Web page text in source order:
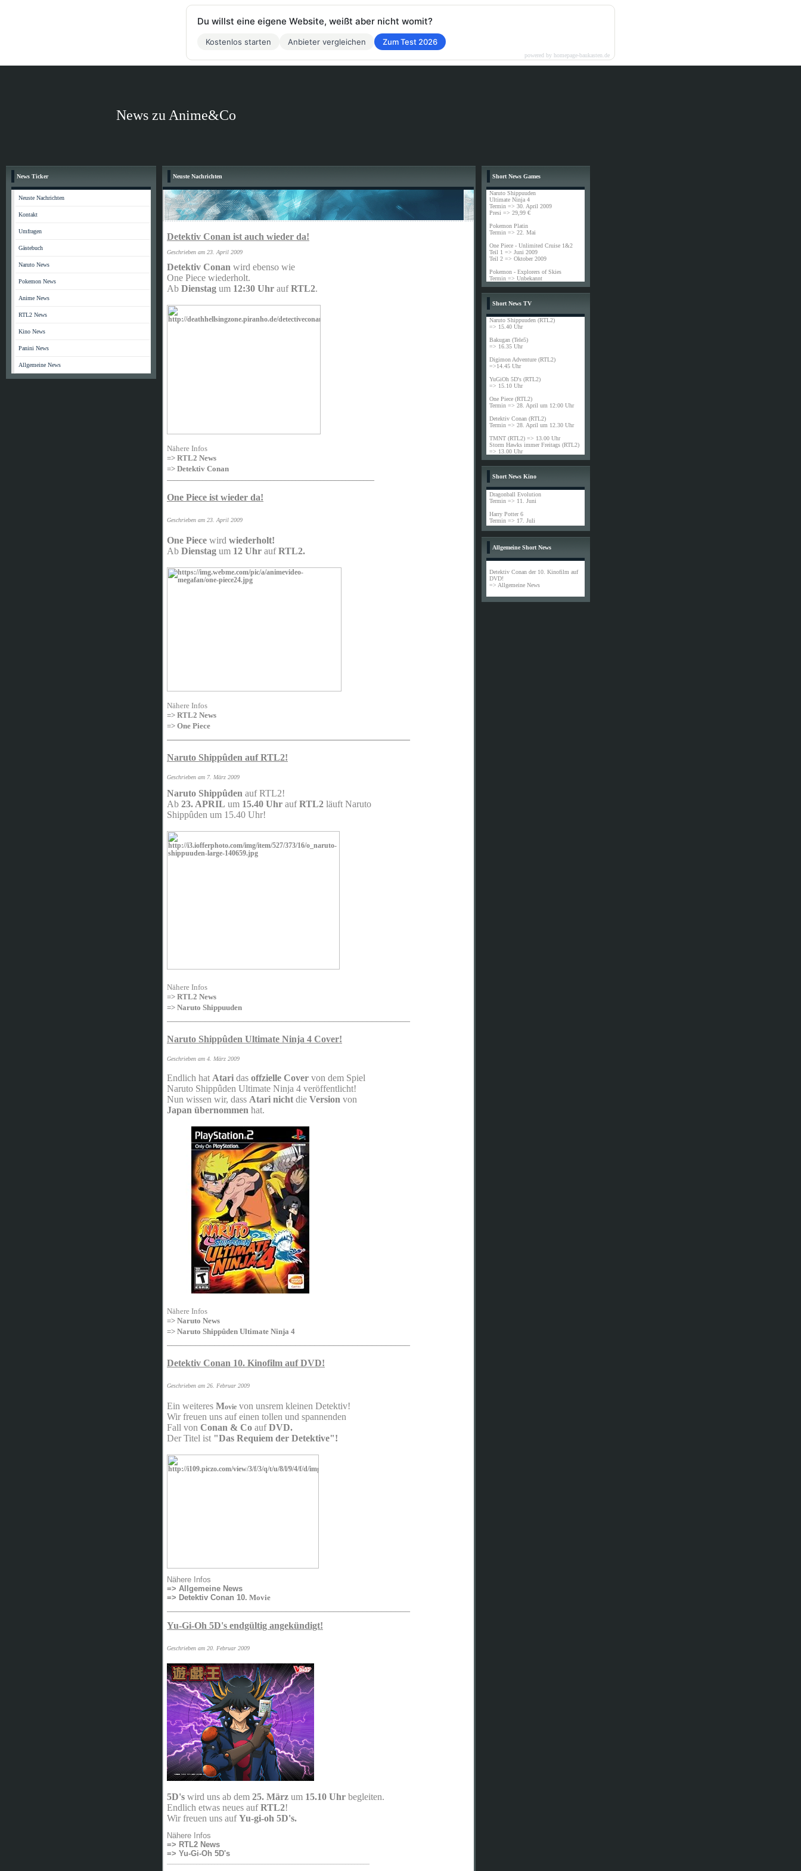
News zu Anime&Co
News Ticker
Neuste Nachrichten
Kontakt
Umfragen
Gästebuch
Naruto News
Pokemon News
Anime News
RTL2 News
Kino News
Panini News
Allgemeine News
Neuste Nachrichten
Detektiv Conan ist auch wieder da!
Geschrieben am 23. April 2009
Detektiv Conan wird ebenso wie
One Piece wiederholt.
Ab Dienstag um 12:30 Uhr aufRTL2.
Nähere Infos
=> RTL2 News
=> Detektiv Conan
One Piece ist wieder da!
Geschrieben am 23. April 2009
One Piece wird wiederholt!
Ab Dienstag um 12 Uhr aufRTL2.
Nähere Infos
=> RTL2 News
=> One Piece
Naruto Shippûden auf RTL2!
Geschrieben am 7. März 2009
Naruto Shippûden auf RTL2!
Ab 23. APRIL um 15.40 Uhr aufRTL2 läuft Naruto
Shippûden um 15.40 Uhr!
Nähere Infos
=> RTL2 News
=> Naruto Shippuuden
Naruto Shippûden Ultimate Ninja 4 Cover!
Geschrieben am 4. März 2009
Endlich hat Atari das offzielle Cover von dem Spiel
Naruto Shippûden Ultimate Ninja 4 veröffentlicht!
Nun wissen wir, dass Atari nicht die Version von
Japan übernommen hat.
Nähere Infos
=> Naruto News
=> Naruto Shippûden Ultimate Ninja 4
Detektiv Conan 10. Kinofilm auf DVD!
Geschrieben am 26. Februar 2009
Ein weiteres Movie von unsrem kleinen Detektiv!
Wir freuen uns auf einen tollen und spannenden
Fall von Conan & Co aufDVD.
Der Titel ist "Das Requiem der Detektive"!
Nähere Infos
=> Allgemeine News
=> Detektiv Conan 10. Movie
Yu-Gi-Oh 5D's endgültig angekündigt!
Geschrieben am 20. Februar 2009
5D's wird uns ab dem 25. März um 15.10 Uhr begleiten.
Endlich etwas neues aufRTL2!
Wir freuen uns aufYu-gi-oh 5D's.
Nähere Infos
=> RTL2 News
=> Yu-Gi-Oh 5D's
Short News Games
Naruto Shippuuden
Ultimate Ninja 4
Termin => 30. April 2009
Presi => 29,99 €
Pokemon Platin
Termin => 22. Mai
One Piece - Unlimited Cruise 1&2
Teil 1 => Juni 2009
Teil 2 => Oktober 2009
Pokemon - Explorers of Skies
Termin => Unbekannt
Short News TV
Naruto Shippuuden (RTL2)
=> 15.40 Uhr
Bakugan (Tele5)
=> 16.35 Uhr
Digimon Adventure (RTL2)
=>14.45 Uhr
YuGiOh 5D's (RTL2)
=> 15.10 Uhr
One Piece (RTL2)
Termin => 28. April um 12:00 Uhr
Detektiv Conan (RTL2)
Termin => 28. April um 12.30 Uhr
TMNT (RTL2) => 13.00 Uhr
Storm Hawks immer Freitags (RTL2)
=> 13.00 Uhr
Short News Kino
Dragonball Evolution
Termin => 11. Juni
Harry Potter 6
Termin => 17. Juli
Allgemeine Short News
Detektiv Conan der 10. Kinofilm auf
DVD!
=> Allgemeine News
Du willst eine eigene Website, weißt aber nicht womit?
Kostenlos starten Anbieter vergleichen Zum Test 2026
powered by homepage-baukasten.de